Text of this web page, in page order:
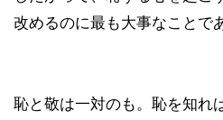
改めるのに最も大事なことで
恥と敬は一対のも。恥を知れ